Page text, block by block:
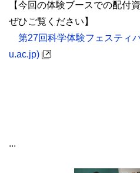
【今回の体験ブースでの配付
ぜひご覧ください】
第27回科学体験フェスティ
u.ac.jp)
...